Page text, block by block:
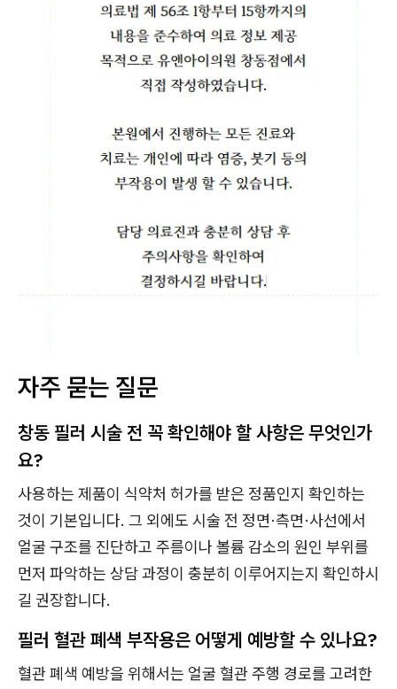
자주 묻는 질문
창동 필러 시술 전 꼭 확인해야 할 사항은 무엇인가
요?
사용하는 제품이 식약처 허가를 받은 정품인지 확인하는
것이 기본입니다. 그 외에도 시술 전 정면·측면·사선에서
얼굴 구조를 진단하고 주름이나 볼륨 감소의 원인 부위를
먼저 파악하는 상담 과정이 충분히 이루어지는지 확인하시
길 권장합니다.
필러 혈관 폐색 부작용은 어떻게 예방할 수 있나요?
혈관 폐색 예방을 위해서는 얼굴 혈관 주행 경로를 고려한